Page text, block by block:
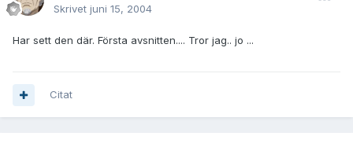
Skrivet juni 15, 2004
Har sett den där. Första avsnitten.... Tror jag.. jo ...
Citat